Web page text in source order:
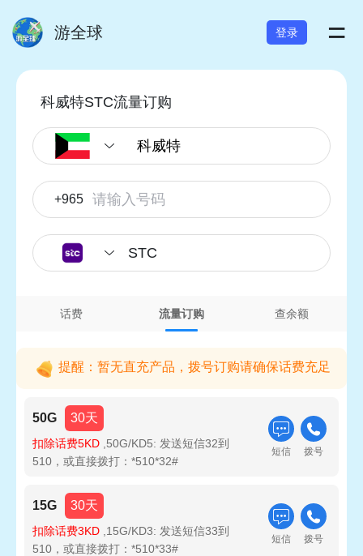
游全球 登录 =
科威特STC流量订购
+965
STC
话费 流量订购 查余额
提醒：暂无直充产品，拨号订购请确保话费充足
50G 30天
扣除话费5KD ,50G/KD5: 发送短信32到
510，或直接拨打：*510*32#
短信 拨号
15G 30天
扣除话费3KD ,15G/KD3: 发送短信33到
510，或直接拨打：*510*33#
短信 拨号